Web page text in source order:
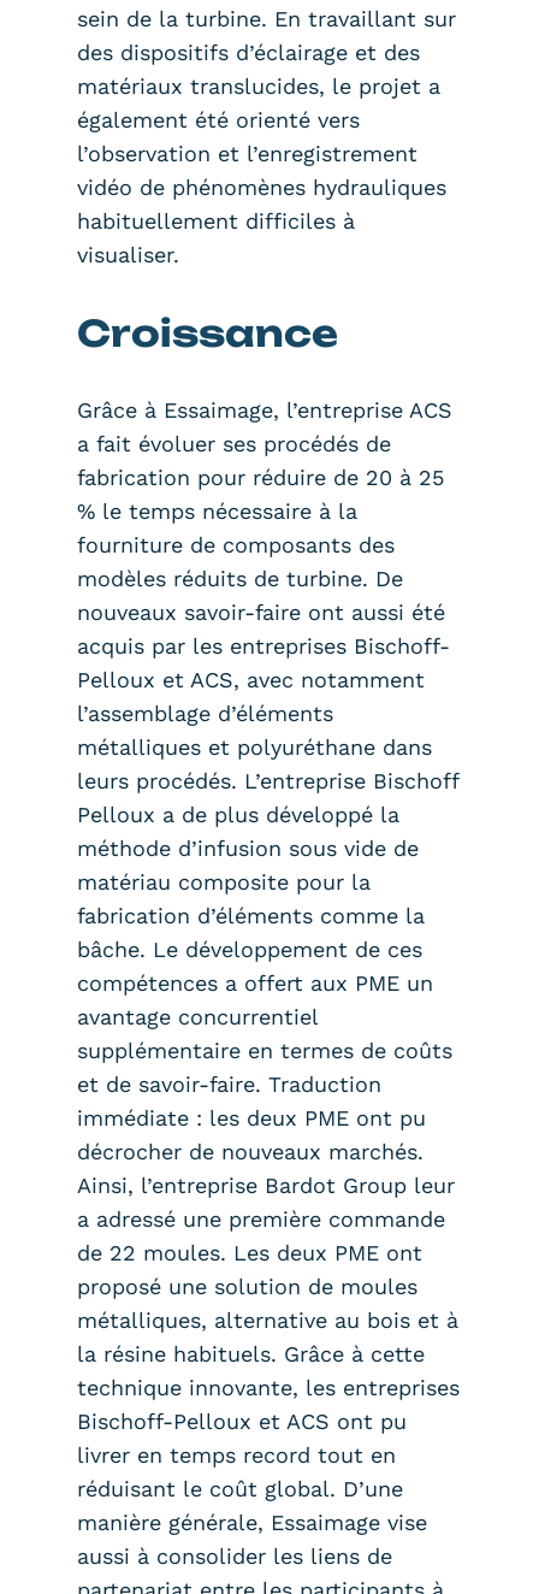
sein de la turbine. En travaillant sur
des dispositifs d’éclairage et des
matériaux translucides, le projet a
également été orienté vers
l’observation et l’enregistrement
vidéo de phénomènes hydrauliques
habituellement difficiles à
visualiser.
Croissance
Grâce à Essaimage, l’entreprise ACS
a fait évoluer ses procédés de
fabrication pour réduire de 20 à 25
% le temps nécessaire à la
fourniture de composants des
modèles réduits de turbine. De
nouveaux savoir-faire ont aussi été
acquis par les entreprises Bischoff-
Pelloux et ACS, avec notamment
l’assemblage d’éléments
métalliques et polyuréthane dans
leurs procédés. L’entreprise Bischoff
Pelloux a de plus développé la
méthode d’infusion sous vide de
matériau composite pour la
fabrication d’éléments comme la
bâche. Le développement de ces
compétences a offert aux PME un
avantage concurrentiel
supplémentaire en termes de coûts
et de savoir-faire. Traduction
immédiate : les deux PME ont pu
décrocher de nouveaux marchés.
Ainsi, l’entreprise Bardot Group leur
a adressé une première commande
de 22 moules. Les deux PME ont
proposé une solution de moules
métalliques, alternative au bois et à
la résine habituels. Grâce à cette
technique innovante, les entreprises
Bischoff-Pelloux et ACS ont pu
livrer en temps record tout en
réduisant le coût global. D’une
manière générale, Essaimage vise
aussi à consolider les liens de